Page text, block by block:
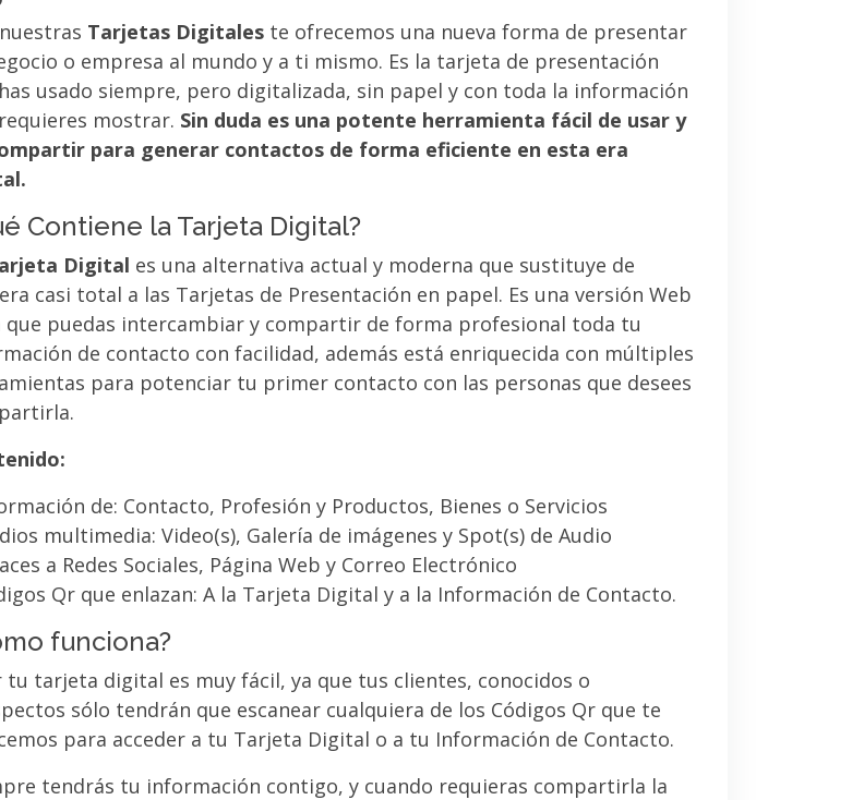
Tarjetas Digitales te ofrecemos una nueva forma de presentar
o empresa al mundo y a ti mismo. Es la tarjeta de presentación
usado siempre, pero digitalizada, sin papel y con toda la información
mostrar. Sin duda es una potente herramienta fácil de usar y
para generar contactos de forma eficiente en esta era
Contiene la Tarjeta Digital?
Digital es una alternativa actual y moderna que sustituye de
casi total a las Tarjetas de Presentación en papel. Es una versión Web
que puedas intercambiar y compartir de forma profesional toda tu
de contacto con facilidad, además está enriquecida con múltiples
para potenciar tu primer contacto con las personas que desees
de: Contacto, Profesión y Productos, Bienes o Servicios
multimedia: Video(s), Galería de imágenes y Spot(s) de Audio
a Redes Sociales, Página Web y Correo Electrónico
Qr que enlazan: A la Tarjeta Digital y a la Información de Contacto.
funciona?
tu tarjeta digital es muy fácil, ya que tus clientes, conocidos o
sólo tendrán que escanear cualquiera de los Códigos Qr que te
para acceder a tu Tarjeta Digital o a tu Información de Contacto.
tendrás tu información contigo, y cuando requieras compartirla la